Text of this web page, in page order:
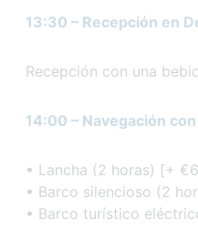
13:30 – Recepción en
Recepción con una
14:00 – Navegación
• Lancha (2 horas) [+
• Barco silencioso (2
• Barco turístico